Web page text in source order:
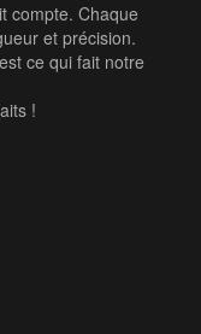
compte. Chaque
et précision.
ce qui fait notre
!